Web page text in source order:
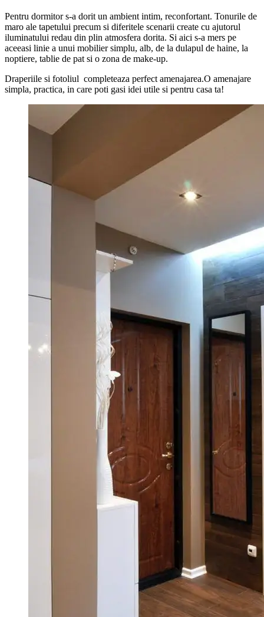
Pentru dormitor s-a dorit un ambient intim, reconfortant. Tonurile de
maro ale tapetului precum si diferitele scenarii create cu ajutorul
iluminatului redau din plin atmosfera dorita. Si aici s-a mers pe
aceeasi linie a unui mobilier simplu, alb, de la dulapul de haine, la
noptiere, tablie de pat si o zona de make-up.
Draperiile si fotoliul completeaza perfect amenajarea.O amenajare
simpla, practica, in care poti gasi idei utile si pentru casa ta!